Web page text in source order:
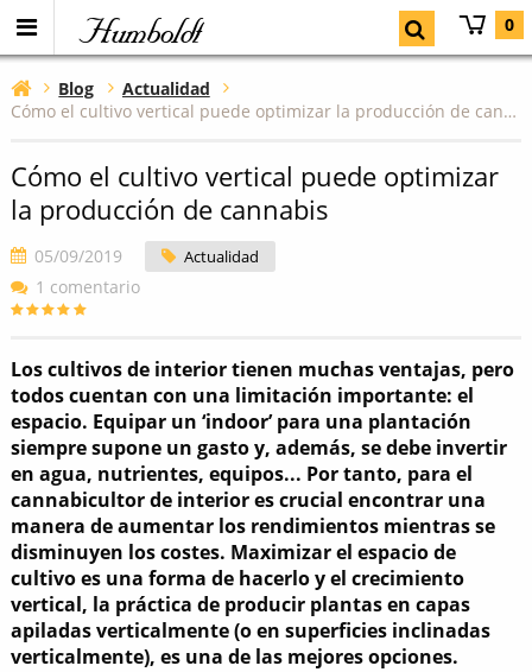
Humboldt 0
Blog
Actualidad
Cómo el cultivo vertical puede optimizar la producción de cannabis
Cómo el cultivo vertical puede optimizar
la producción de cannabis
05/09/2019 Actualidad
1 comentario
Los cultivos de interior tienen muchas ventajas, pero
todos cuentan con una limitación importante: el
espacio. Equipar un ‘indoor’ para una plantación
siempre supone un gasto y, además, se debe invertir
en agua, nutrientes, equipos... Por tanto, para el
cannabicultor de interior es crucial encontrar una
manera de aumentar los rendimientos mientras se
disminuyen los costes. Maximizar el espacio de
cultivo es una forma de hacerlo y el crecimiento
vertical, la práctica de producir plantas en capas
apiladas verticalmente (o en superficies inclinadas
verticalmente), es una de las mejores opciones.